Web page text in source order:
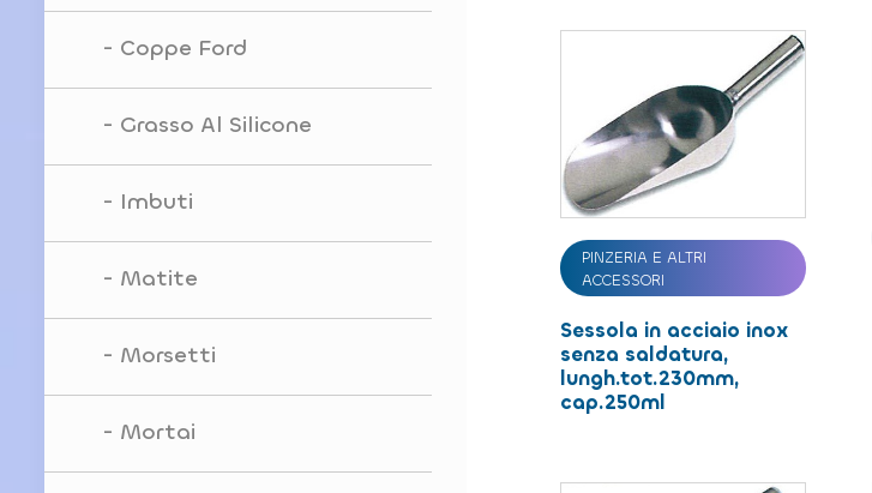
PINZERIA E ALTRI
ACCESSORI
Sessola in acciaio inox
senza saldatura,
lungh.tot.230mm,
cap.250ml
Coppe Ford
Grasso Al Silicone
Imbuti
Matite
Morsetti
Mortai